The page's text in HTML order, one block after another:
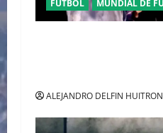
FUTBOL MUNDIAL DE
ALEJANDRO DELFIN HUITRON